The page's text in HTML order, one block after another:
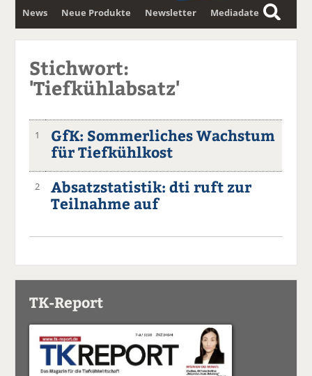
News Neue Produkte Newsletter Mediadaten
S
u
Stichwort:
'Tiefkühlabsatz'
1
GfK: Sommerliches Wachstum
für Tiefkühlkost
2
Absatzstatistik: dti ruft zur
Teilnahme auf
TK-Report